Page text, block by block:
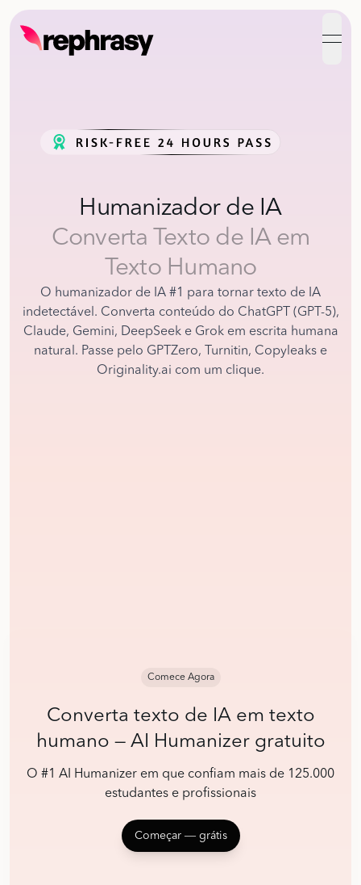
Humanizador de IA
Converta Texto de IA em
Texto Humano
O humanizador de IA #1 para tornar texto de IA
indetectável. Converta conteúdo do ChatGPT (GPT-5),
Claude, Gemini, DeepSeek e Grok em escrita humana
natural. Passe pelo GPTZero, Turnitin, Copyleaks e
Originality.ai com um clique.
Comece Agora
Converta texto de IA em texto
humano — AI Humanizer gratuito
O #1 AI Humanizer em que confiam mais de 125.000
estudantes e profissionais
Começar ― grátis